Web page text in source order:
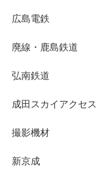
広島電鉄
廃線・鹿島鉄道
弘南鉄道
成田スカイアクセス
撮影機材
新京成